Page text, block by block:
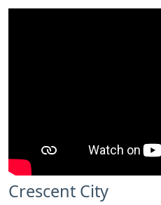
Crescent City